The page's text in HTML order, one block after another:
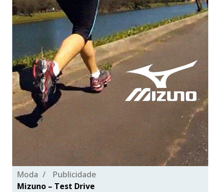
Moda
Publicidade
Mizuno – Test Drive